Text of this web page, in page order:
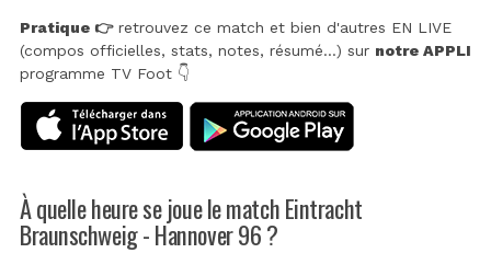
Pratique 👉retrouvez ce match et bien d'autres EN LIVE
(compos officielles, stats, notes, résumé...) sur notre APPLI
programme TV Foot 👇
À quelle heure se joue le match Eintracht
Braunschweig - Hannover 96 ?